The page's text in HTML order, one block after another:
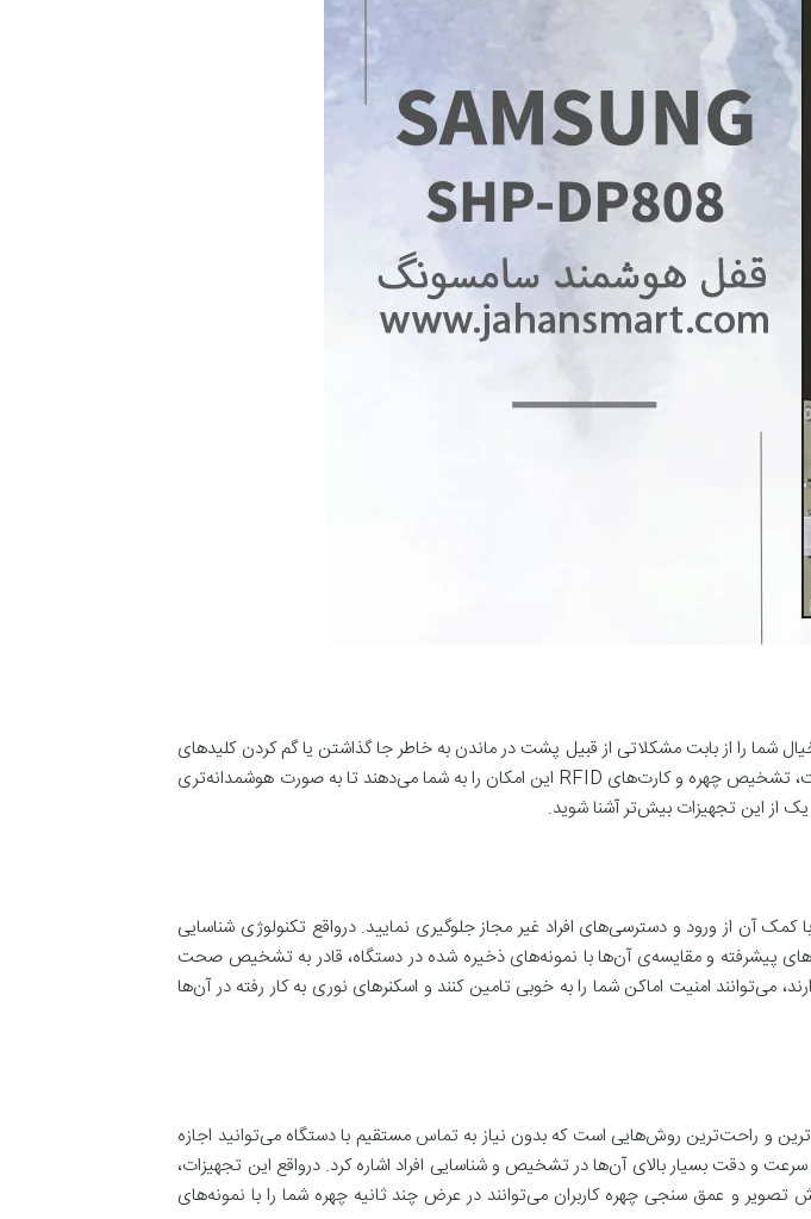
شما را از بابت مشکلاتی از قبیل پشت در ماندن به خاطر جا گذاشتن یا گم کردن کلیدهای
فیزیکی راحت کنند. این تجهیزات با استفاد از روش‌های شناسایی مختلفی از جمله اثر انگشت، تشخیص چهره و کارت‌های RFID این امکان را به شما می‌دهند تا به صورت هوشمدانه‌تری
یک از این تجهیزات بیش‌تر آشنا شوید.
آن از ورود و دسترسی‌های افراد غیر مجاز جلوگیری نمایید. درواقع تکنولوژی شناسایی
پیشرفته و مقایسه‌ی آن‌ها با نمونه‌های ذخیره شده در دستگاه، قادر به تشخیص صحت
می‌توانند امنیت اماکن شما را به خوبی تامین کنند و اسکنرهای نوری به کار رفته در آن‌ها
و راحت‌ترین روش‌هایی است که بدون نیاز به تماس مستقیم با دستگاه می‌توانید اجازه
و دقت بسیار بالای آن‌ها در تشخیص و شناسایی افراد اشاره کرد. درواقع این تجهیزات،
تصویر و عمق سنجی چهره کاربران می‌توانند در عرض چند ثانیه چهره شما را با نمونه‌های